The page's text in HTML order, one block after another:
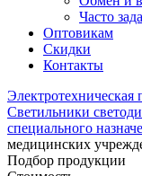
Часто
Оптовикам
Скидки
Контакты
Электротехническая
Светильники
специального
медицинских
Подбор продукции